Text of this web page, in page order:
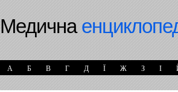
Медична
А Б В Г Д Ї Ж З І